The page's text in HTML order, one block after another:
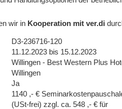
wir in Kooperation mit ver.di
D3-236716-120
11.12.2023 bis 15.12.2023
Willingen - Best Western Plus
Willingen
Ja
1140 ,- €
(USt-frei) zzgl. ca. 548 ,- € für